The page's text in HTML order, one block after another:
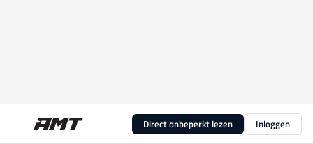
Direct onbeperkt lezen Inloggen